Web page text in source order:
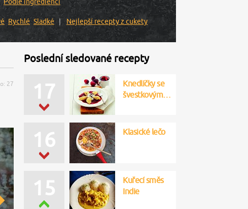
Rychlé Sladké
Nejlepší recepty z cukety
27
Poslední sledované recepty
17
Knedlíčky se
švestkovým…
16 Klasické lečo
15
Kuřecí směs
Indie